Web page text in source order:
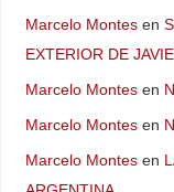
Marcelo Montesen
EXTERIOR DE
Marcelo Montesen
Marcelo Montesen
Marcelo Montesen